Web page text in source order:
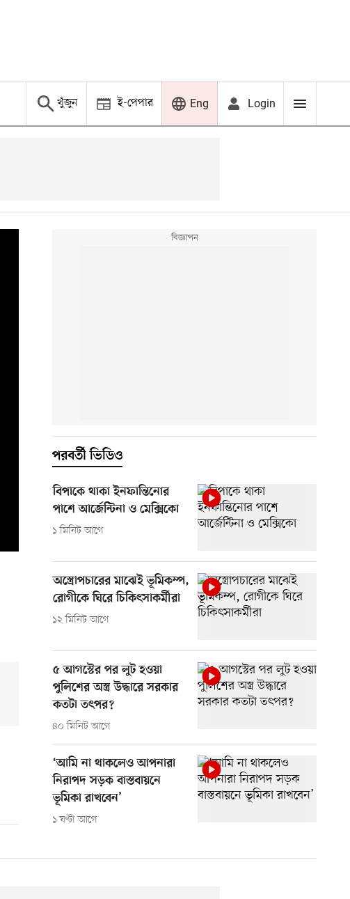
খুঁজুন ই-পেপার Eng Login
পরবর্তী ভিডিও
বিপাকে থাকা ইনফান্তিনোর
পাশে আর্জেন্টিনা ও মেক্সিকো
১ মিনিট আগে
অস্ত্রোপচারের মাঝেই ভূমিকম্প,
রোগীকে ঘিরে চিকিৎসাকর্মীরা
১২ মিনিট আগে
৫ আগস্টের পর লুট হওয়া
পুলিশের অস্ত্র উদ্ধারে সরকার
কতটা তৎপর?
৪০ মিনিট আগে
‘আমি না থাকলেও আপনারা
নিরাপদ সড়ক বাস্তবায়নে
ভূমিকা রাখবেন’
১ ঘণ্টা আগে